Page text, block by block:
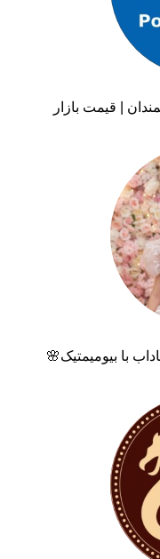
| قیمت بازار
با بیومیمتیک🌸